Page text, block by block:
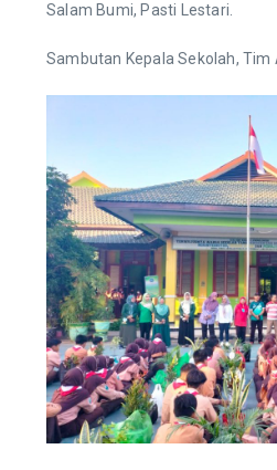
Salam Bumi, Pasti Lestari.
Sambutan Kepala Sekolah,